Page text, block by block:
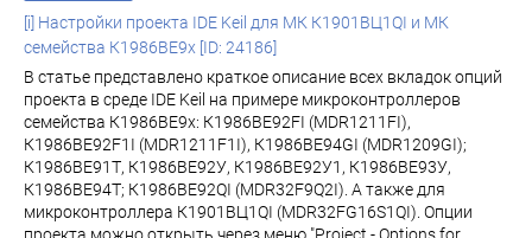
[i] Настройки проекта IDE Keil для МК К1901ВЦ1QI и МК
семейства К1986ВЕ9x [ID: 24186]
В статье представлено краткое описание всех вкладок опций
проекта в среде IDE Keil на примере микроконтроллеров
семейства К1986ВЕ9x: К1986ВЕ92FI (MDR1211FI),
К1986ВЕ92F1I (MDR1211F1I), К1986ВЕ94GI (MDR1209GI);
К1986ВЕ91Т, К1986ВЕ92У, К1986ВЕ92У1, К1986ВЕ93У,
К1986ВЕ94Т; К1986ВЕ92QI (MDR32F9Q2I). А также для
микроконтроллера К1901ВЦ1QI (MDR32FG16S1QI). Опции